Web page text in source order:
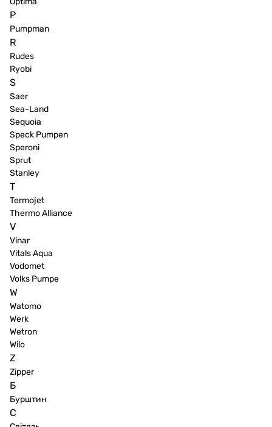
P
Pumpman
R
Rudes
Ryobi
S
Saer
Sea-Land
Sequoia
Speck Pumpen
Speroni
Sprut
Stanley
T
Termojet
Thermo Alliance
V
Vinar
Vitals Aqua
Vodomet
Volks Pumpe
W
Watomo
Werk
Wetron
Wilo
Z
Zipper
Б
Бурштин
С